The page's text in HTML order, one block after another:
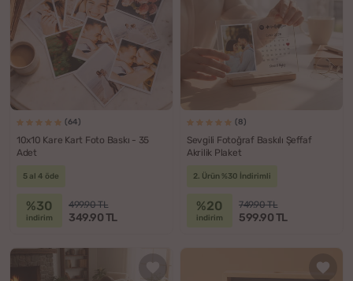
(64)
10x10 Kare Kart Foto Baskı - 35
Adet
5 al 4 öde
%30
indirim
499.90 TL
349.90 TL
(8)
Sevgili Fotoğraf Baskılı Şeffaf
Akrilik Plaket
2. Ürün %30 İndirimli
%20
indirim
749.90 TL
599.90 TL